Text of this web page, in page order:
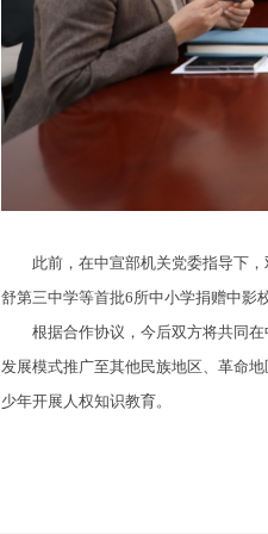
此前，在中宣部机关党委指导下，
舒第三中学等首批6所中小学捐赠中影
根据合作协议，今后双方将共同在
发展模式推广至其他民族地区、革命
少年开展人权知识教育。